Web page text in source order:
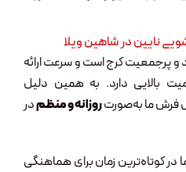
نایین در شاهین ویلا
و پرجمعیت کرج است و سرعت ارائه
بالایی دارد. به همین دلیل
فرش ما به‌صورتروزانه و منظمدر
در کوتاه‌ترین زمان برای هماهنگی